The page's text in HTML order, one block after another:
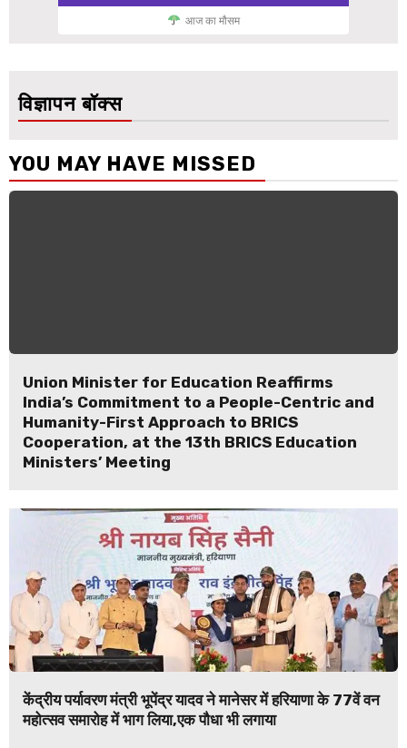
आज का मौसम
विज्ञापन बॉक्स
YOU MAY HAVE MISSED
Union Minister for Education Reaffirms
India’s Commitment to a People-Centric and
Humanity-First Approach to BRICS
Cooperation, at the 13th BRICS Education
Ministers’ Meeting
केंद्रीय पर्यावरण मंत्री भूपेंद्र यादव ने मानेसर में हरियाणा के 77वें वन
महोत्सव समारोह में भाग लिया,एक पौधा भी लगाया